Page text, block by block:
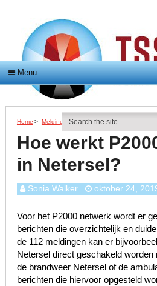
Menu
Home > Meldingen > Hoe Werkt P2000 In
Hoe werkt
in Netersel?
Sonia Walker oktober 24,
Voor het P2000 netwerk wordt er
berichten die overzichtelijk en
de 112 meldingen kan er
Netersel direct geschakeld worden
de brandweer Netersel of de
berichten die hiervoor opgesteld